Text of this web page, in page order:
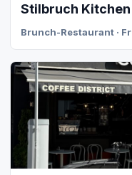
Stilbruch Kitchen
Brunch-Restaurant ·